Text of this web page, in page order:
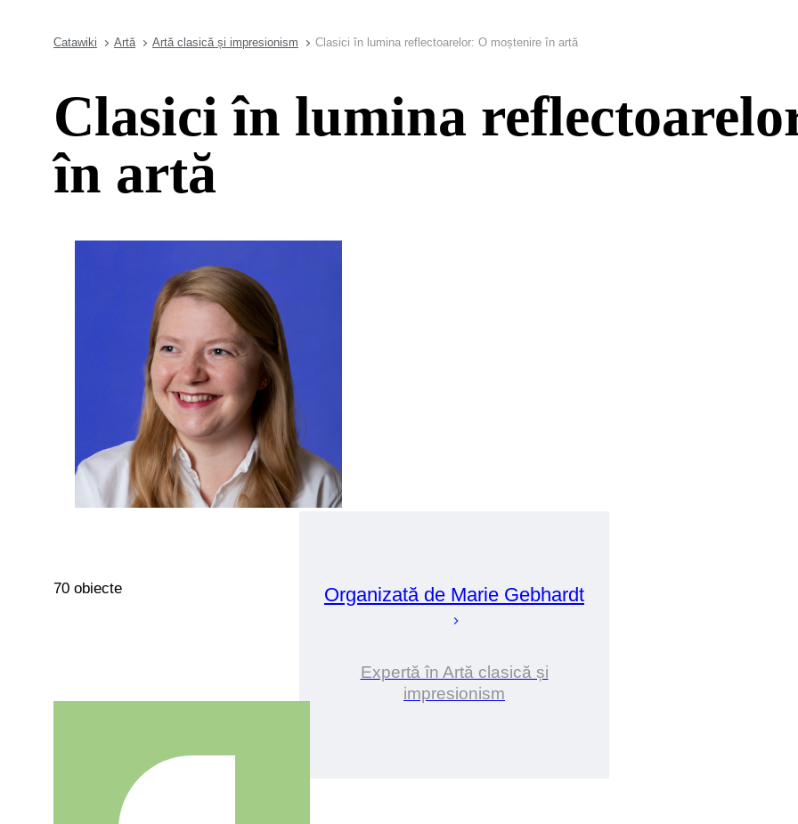
Catawiki Artă Artă clasică și impresionism Clasici în lumina reflectoarelor: O moștenire în artă
Clasici în lumina
în artă
Organizată de Marie Gebhardt
Expertă în Artă clasică și
impresionism
70 obiecte